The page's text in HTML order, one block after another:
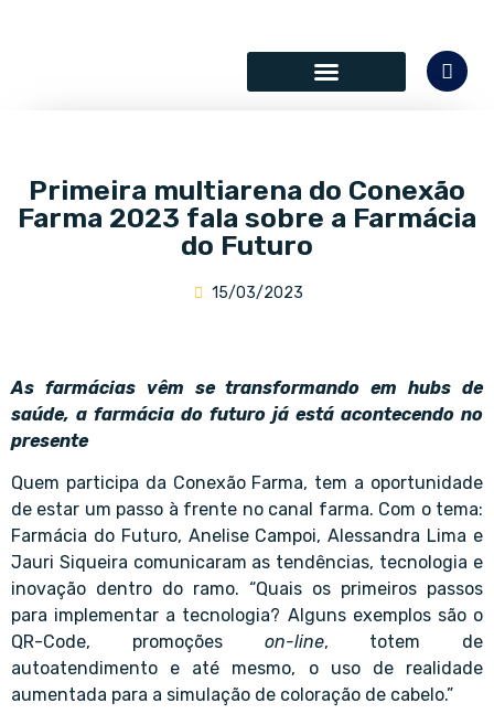
Primeira multiarena do Conexão
Farma 2023 fala sobre a Farmácia
do Futuro
15/03/2023
As farmácias vêm se transformando em hubs de
saúde, a farmácia do futuro já está acontecendo no
presente
Quem participa da Conexão Farma, tem a oportunidade
de estar um passo à frente no canal farma. Com o tema:
Farmácia do Futuro, Anelise Campoi, Alessandra Lima e
Jauri Siqueira comunicaram as tendências, tecnologia e
inovação dentro do ramo. “Quais os primeiros passos
para implementar a tecnologia? Alguns exemplos são o
QR-Code, promoções on-line, totem de
autoatendimento e até mesmo, o uso de realidade
aumentada para a simulação de coloração de cabelo.”